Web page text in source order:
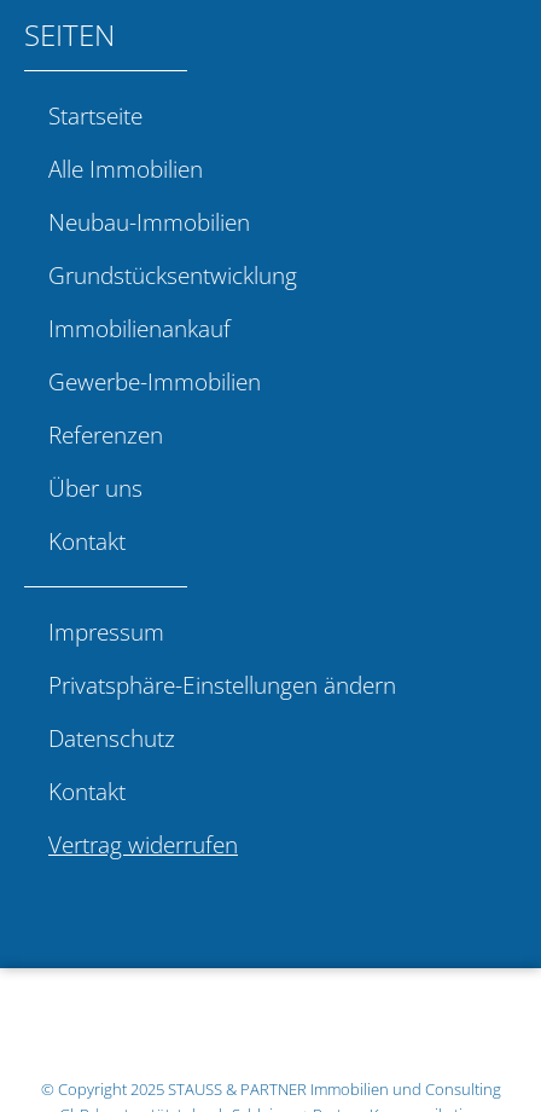
SEITEN
Startseite
Alle Immobilien
Neubau-Immobilien
Grundstücksentwicklung
Immobilienankauf
Gewerbe-Immobilien
Referenzen
Über uns
Kontakt
Impressum
Privatsphäre-Einstellungen ändern
Datenschutz
Kontakt
Vertrag widerrufen
© Copyright 2025STAUSS & PARTNER Immobilien und Consulting